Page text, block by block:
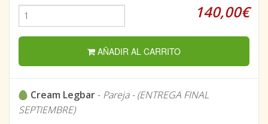
140,00€
AÑADIR AL CARRITO
Cream Legbar- Pareja - (ENTREGA FINAL
SEPTIEMBRE)